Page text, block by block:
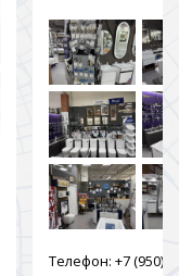
Телефон: +7 (950)